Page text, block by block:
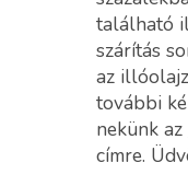
található
szárítás
az
további
nekünk az
címre.